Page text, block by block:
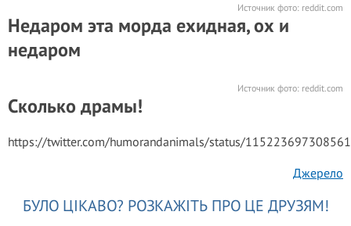
Источник фото: reddit.com
Недаром эта морда ехидная, ох и
недаром
Источник фото: reddit.com
Сколько драмы!
https://twitter.com/humorandanimals/status/
Джерело
БУЛО ЦІКАВО? РОЗКАЖІТЬ ПРО ЦЕ ДРУЗЯМ!